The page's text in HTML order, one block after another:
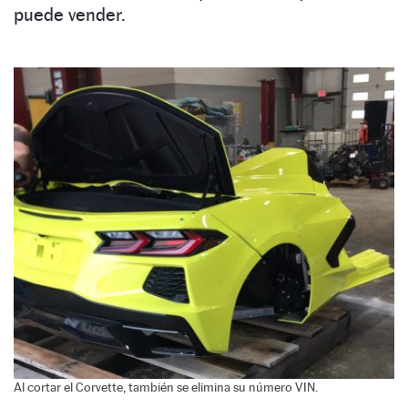
puede vender.
Al cortar el Corvette, también se elimina su número VIN.